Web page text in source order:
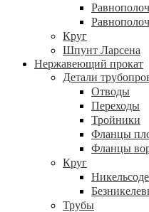
Круг
Шпунт Ларсена
Нержавеющий прокат
Детали
Отводы
Переходы
Тройники
Фланцы
Фланцы
Круг
Трубы